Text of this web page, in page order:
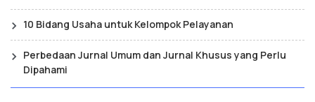
10 Bidang Usaha untuk Kelompok Pelayanan
Perbedaan Jurnal Umum dan Jurnal Khusus yang Perlu
Dipahami